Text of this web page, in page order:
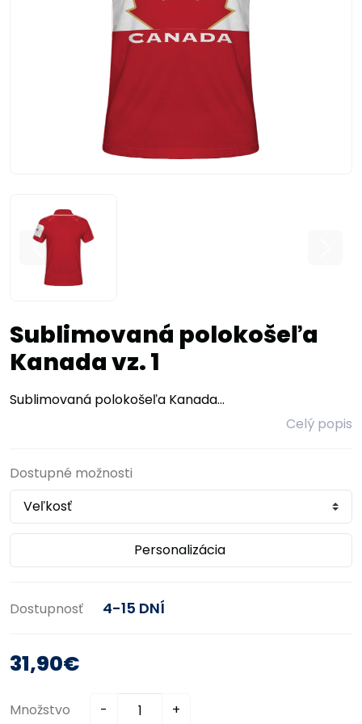
Sublimovaná polokošeľa
Kanada vz. 1
Sublimovaná polokošeľa Kanada...
Celý popis
Dostupné možnosti
Personalizácia
Dostupnosť 4-15 DNÍ
31,90€
Množstvo - +